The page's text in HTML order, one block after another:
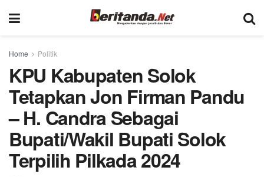
Home Politik
KPU Kabupaten Solok
Tetapkan Jon Firman Pandu
– H. Candra Sebagai
Bupati/Wakil Bupati Solok
Terpilih Pilkada 2024